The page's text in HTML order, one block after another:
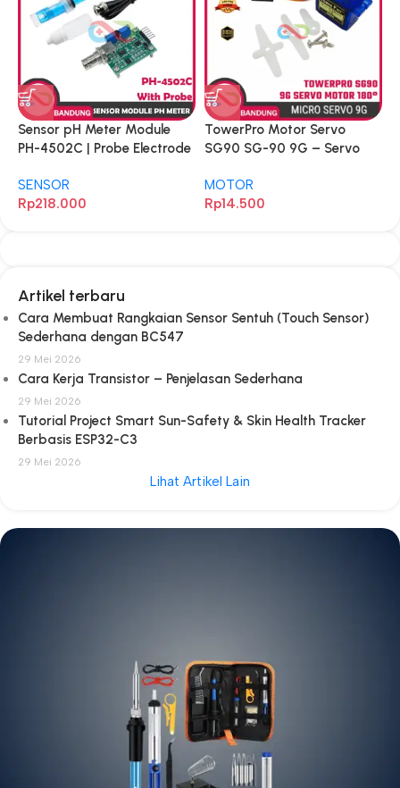
Artikel terbaru
Cara Membuat Rangkaian Sensor Sentuh (Touch Sensor)
Sederhana dengan BC547
29 Mei 2026
Cara Kerja Transistor – Penjelasan Sederhana
29 Mei 2026
Tutorial Project Smart Sun-Safety & Skin Health Tracker
Berbasis ESP32-C3
29 Mei 2026
Lihat Artikel Lain
Sensor pH Meter Module
PH-4502C | Probe Electrode
Elektronika & Proyek pH
Measurement
SENSOR
Rp218.000
TowerPro Motor Servo
SG90 SG-90 9G – Servo
Robotik & DIY Project
MOTOR
Rp14.500